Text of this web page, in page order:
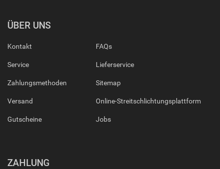
ÜBER UNS
Kontakt
Service
Zahlungsmethoden
Versand
Gutscheine
FAQs
Lieferservice
Sitemap
Online-Streitschlichtungsplattform
Jobs
ZAHLUNG